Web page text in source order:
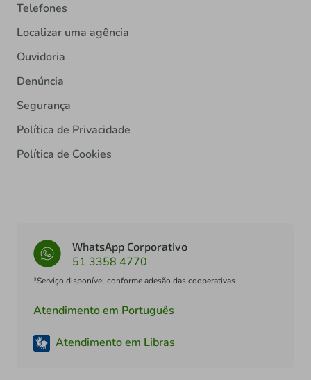
Telefones
Localizar uma agência
Ouvidoria
Denúncia
Segurança
Política de Privacidade
Política de Cookies
WhatsApp Corporativo
51 3358 4770
*Serviço disponível conforme adesão das cooperativas
Atendimento em Português
Atendimento em Libras